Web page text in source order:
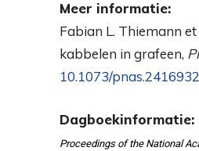
Meer informatie:
Fabian L. Thiemann
kabbelen in grafeen,
10.1073/
Dagboekinformatie:
Proceedings of the National